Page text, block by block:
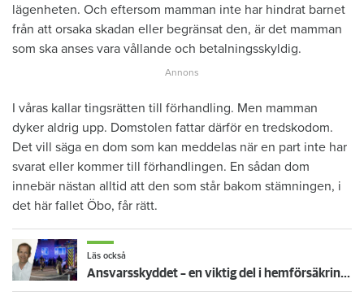
lägenheten. Och eftersom mamman inte har hindrat barnet
från att orsaka skadan eller begränsat den, är det mamman
som ska anses vara vållande och betalningsskyldig.
I våras kallar tingsrätten till förhandling. Men mamman
dyker aldrig upp. Domstolen fattar därför en tredskodom.
Det vill säga en dom som kan meddelas när en part inte har
svarat eller kommer till förhandlingen. En sådan dom
innebär nästan alltid att den som står bakom stämningen, i
det här fallet Öbo, får rätt.
Läs också
Ansvarsskyddet – en viktig del i hemförsäkringen